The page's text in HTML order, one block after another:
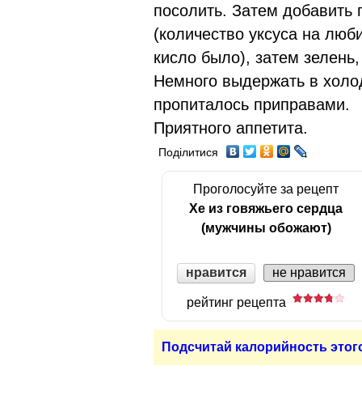
посолить. Затем добавить
(количество уксуса на
кисло было), затем
Немного выдержать в
пропиталось приправами.
Приятного аппетита.
Поділитися
Проголосуйте за рецепт
Хе из говяжьего сердца
(мужчины обожают)
нравится не нравится
рейтинг рецепта
Подсчитай калорийность